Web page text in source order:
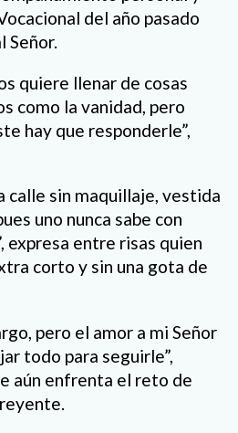
del año pasado
Señor.
quiere llenar de cosas
como la vanidad, pero
hay que responderle”,
calle sin maquillaje, vestida
uno nunca sabe con
expresa entre risas quien
corto y sin una gota de
pero el amor a mi Señor
todo para seguirle”,
aún enfrenta el reto de